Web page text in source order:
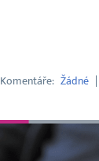
Komentáře Žádné